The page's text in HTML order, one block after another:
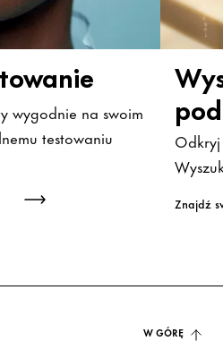
wygodnie na swoim
testowaniu
W GÓRĘ